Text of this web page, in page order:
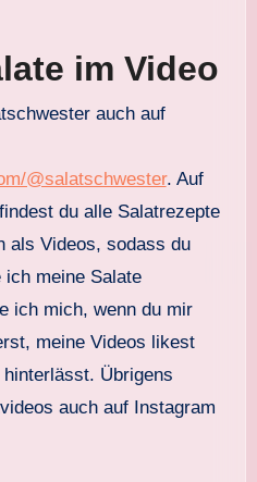
im Video
auch auf
@salatschwester. Auf
du alle Salatrezepte
als Videos, sodass du
meine Salate
ich mich, wenn du mir
meine Videos likest
Übrigens
auch auf Instagram